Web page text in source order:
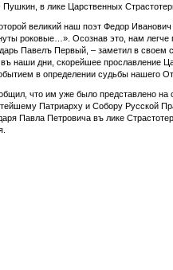
в лике Царственных
великий наш поэт Федор Иванович
роковые…». Осознав это, нам легче
Павелъ Первый, – заметил в своем
наши дни, скорейшее прославление
в определении судьбы нашего
что им уже было представлено на
Патриарху и Собору Русской
Павла Петровича въ лике